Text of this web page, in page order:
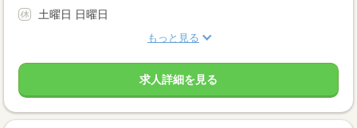
土曜日 日曜日
もっと見る
求人詳細を見る